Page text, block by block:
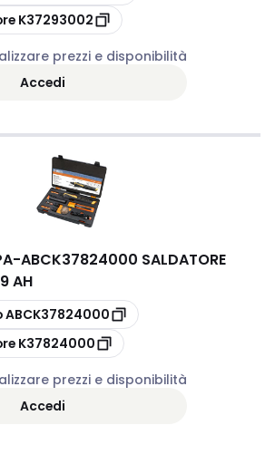
K37293002
prezzi e disponibilità
Accedi
-ABCK37824000 SALDATORE
AH
ABCK37824000
K37824000
prezzi e disponibilità
Accedi